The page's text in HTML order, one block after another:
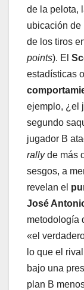
de la pelota,
ubicación de
de los tiros
points). El
estadísticas
ejemplo, ¿el
segundo
jugador B
rallyde más
sesgos, a
revelan el
José
metodología
«el
lo que el
bajo una
plan B